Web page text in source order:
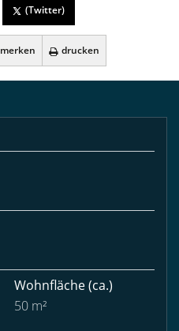
(Twitter)
merken drucken
Wohnfläche(ca.)
50 m²